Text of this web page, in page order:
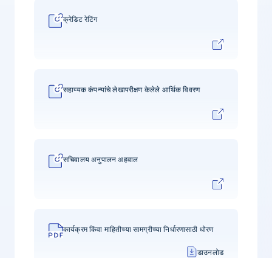
क्रेडिट रेटिंग
सहाय्यक कंपन्यांचे लेखापरीक्षण केलेले आर्थिक विवरण
सचिवालय अनुपालन अहवाल
कार्यक्रम किंवा माहितीच्या सामग्रीच्या निर्धारणासाठी धोरण
डाउनलोड